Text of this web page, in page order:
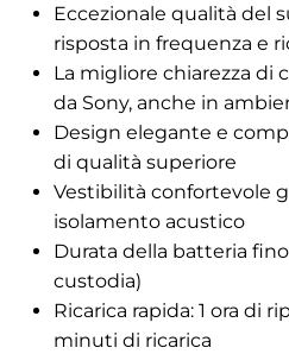
Eccezionale qualità del
risposta in frequenza e
La migliore chiarezza di
da Sony, anche in
Design elegante e
di qualità superiore
Vestibilità confortevole
isolamento acustico
Durata della batteria
custodia)
Ricarica rapida: 1 ora di
minuti di ricarica